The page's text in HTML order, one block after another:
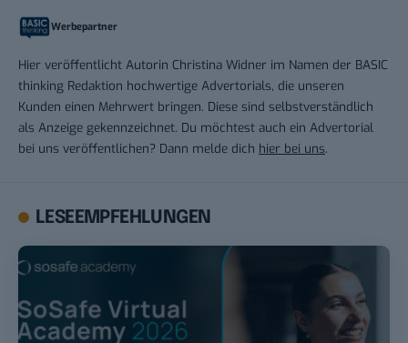
Werbepartner
Hier veröffentlicht Autorin Christina Widner im Namen der BASIC
thinking Redaktion hochwertige Advertorials, die unseren
Kunden einen Mehrwert bringen. Diese sind selbstverständlich
als Anzeige gekennzeichnet. Du möchtest auch ein Advertorial
bei uns veröffentlichen? Dann melde dich hier bei uns.
LESEEMPFEHLUNGEN